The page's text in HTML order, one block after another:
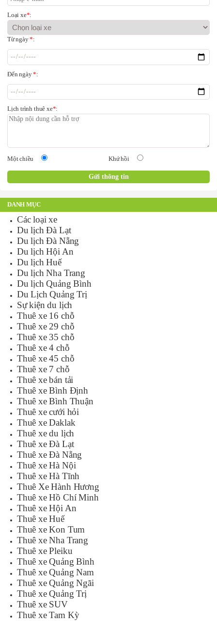
Loại xe*:
Từ ngày*:
Đến ngày*:
Lịch trình thuê xe*:
Một chiều Khứ hồi
DANH MỤC
Các loại xe
Du lịch Đà Lạt
Du lịch Đà Nẵng
Du lịch Hội An
Du lịch Huế
Du lịch Nha Trang
Du lịch Quảng Bình
Du Lịch Quảng Trị
Sự kiện du lịch
Thuê xe 16 chỗ
Thuê xe 29 chỗ
Thuê xe 35 chỗ
Thuê xe 4 chỗ
Thuê xe 45 chỗ
Thuê xe 7 chỗ
Thuê xe bán tải
Thuê xe Bình Định
Thuê xe Bình Thuận
Thuê xe cưới hỏi
Thuê xe Daklak
Thuê xe du lịch
Thuê xe Đà Lạt
Thuê xe Đà Nẵng
Thuê xe Hà Nội
Thuê xe Hà Tĩnh
Thuê Xe Hành Hương
Thuê xe Hồ Chí Minh
Thuê xe Hội An
Thuê xe Huế
Thuê xe Kon Tum
Thuê xe Nha Trang
Thuê xe Pleiku
Thuê xe Quảng Bình
Thuê xe Quảng Nam
Thuê xe Quảng Ngãi
Thuê xe Quảng Trị
Thuê xe SUV
Thuê xe Tam Kỳ